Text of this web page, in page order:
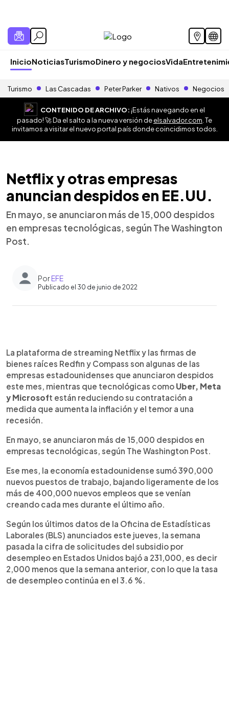
InicioNoticiasTurismoDinero y negociosVida
Turismo Las Cascadas Peter Parker Nativos Negocios
CONTENIDO DE ARCHIVO:¡Estás navegando en el
pasado! 🚀 Da el salto a la nueva versión deelsalvador.com . Te
invitamos a visitar el nuevo portal país donde coincidimos todos.
Netflix y otras empresas
anuncian despidos en EE.UU.
En mayo, se anunciaron más de 15,000 despidos
en empresas tecnológicas, según The Washington
Post.
PorEFE
Publicado el 30 de junio de 2022
► Escuchar artículo
La plataforma de streaming Netflix y las firmas de
bienes raíces Redfin y Compass son algunas de las
empresas estadounidenses que anunciaron despidos
este mes, mientras que tecnológicas como Uber, Meta
y Microsoft están reduciendo su contratación a
medida que aumenta la inflación y el temor a una
recesión.
En mayo, se anunciaron más de 15,000 despidos en
empresas tecnológicas, según The Washington Post.
Ese mes, la economía estadounidense sumó 390,000
nuevos puestos de trabajo, bajando ligeramente de los
más de 400,000 nuevos empleos que se venían
creando cada mes durante el último año.
Según los últimos datos de la Oficina de Estadísticas
Laborales (BLS) anunciados este jueves, la semana
pasada la cifra de solicitudes del subsidio por
desempleo en Estados Unidos bajó a 231,000, es decir
2,000 menos que la semana anterior, con lo que la tasa
de desempleo continúa en el 3.6 %.